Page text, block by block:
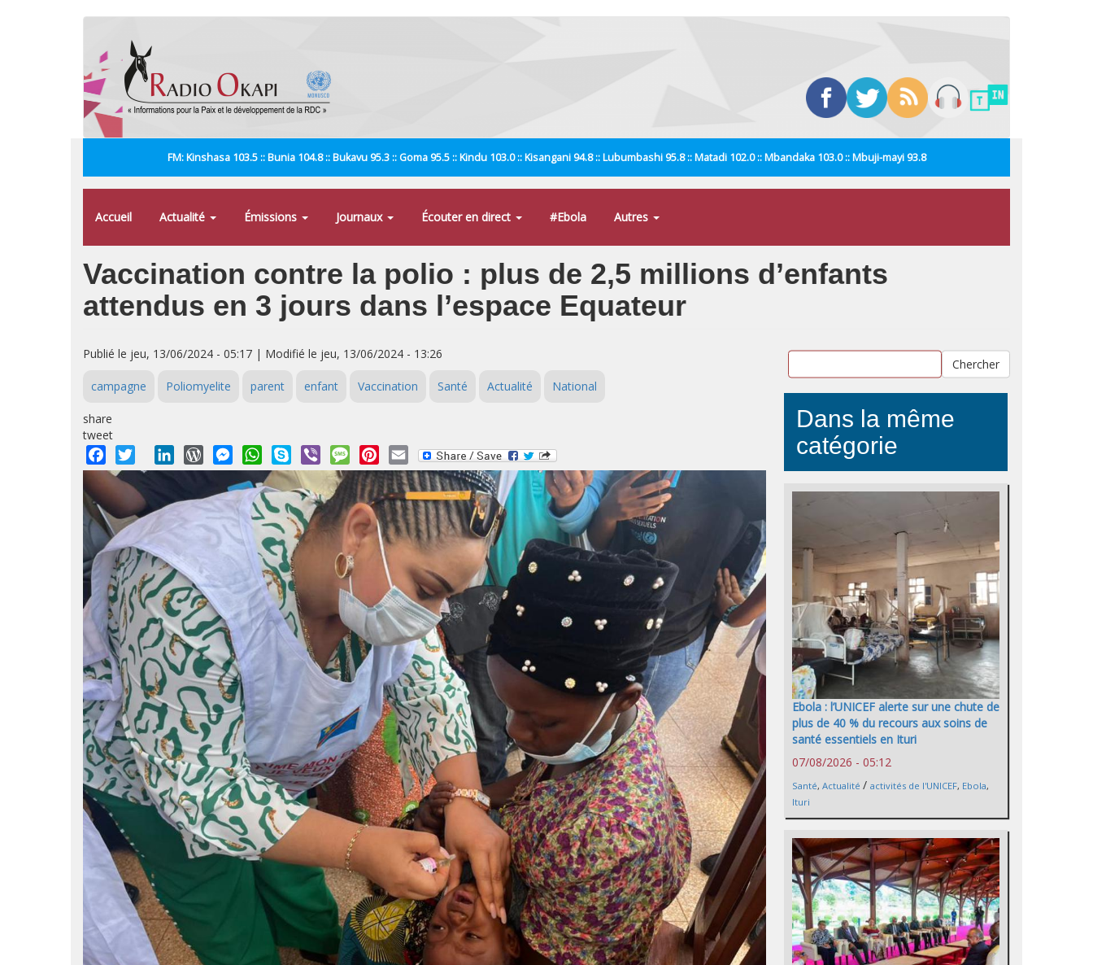
FM: Kinshasa 103.5 :: Bunia 104.8 :: Bukavu 95.3 :: Goma 95.5 :: Kindu 103.0 :: Kisangani 94.8 :: Lubumbashi 95.8 :: Matadi 102.0 :: Mbandaka 103.0 :: Mbuji-mayi 93.8
Accueil Actualité Émissions Journaux Écouter en direct #Ebola Autres
Vaccination contre la polio : plus de 2,5 millions d’enfants
attendus en 3 jours dans l’espace Equateur
Publié le jeu, 13/06/2024 - 05:17 | Modifié le jeu, 13/06/2024 - 13:26
campagne Poliomyelite parent enfant Vaccination Santé Actualité National
share
tweet
Facebook
Twitter LinkedInWordPressMessengerWhatsApp
Skype Viber MessagePinterest
Email
Chercher
Dans la même
catégorie
Ebola : l’UNICEF alerte sur une chute de
plus de 40 % du recours aux soins de
santé essentiels en Ituri
07/08/2026 - 05:12
Santé, Actualité / activités de l'UNICEF, Ebola,
Ituri